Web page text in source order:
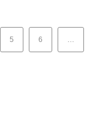
5 6 …